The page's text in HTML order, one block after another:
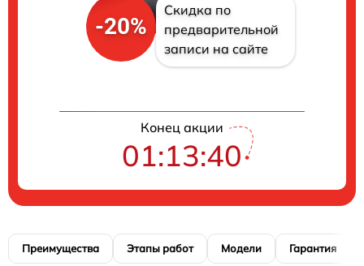
-20%
Скидка по
предварительной
записи на сайте
Конец акции
01:13:39
Преимущества Этапы работ Модели Гарантия